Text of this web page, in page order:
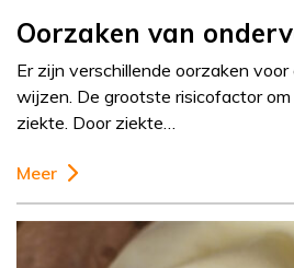
Oorzaken van
Er zijn verschillende oorzaken
wijzen. De grootste risicofactor
ziekte. Door ziekte…
Meer